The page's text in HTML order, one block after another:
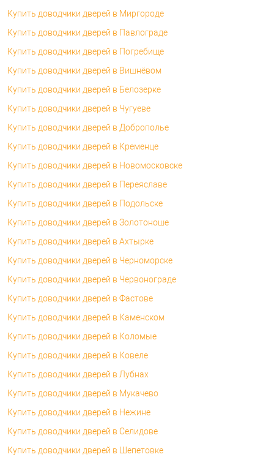
Купить доводчики дверей в Миргороде
Купить доводчики дверей в Павлограде
Купить доводчики дверей в Погребище
Купить доводчики дверей в Вишнёвом
Купить доводчики дверей в Белозерке
Купить доводчики дверей в Чугуеве
Купить доводчики дверей в Доброполье
Купить доводчики дверей в Кременце
Купить доводчики дверей в Новомосковске
Купить доводчики дверей в Переяславе
Купить доводчики дверей в Подольске
Купить доводчики дверей в Золотоноше
Купить доводчики дверей в Ахтырке
Купить доводчики дверей в Черноморске
Купить доводчики дверей в Червонограде
Купить доводчики дверей в Фастове
Купить доводчики дверей в Каменском
Купить доводчики дверей в Коломые
Купить доводчики дверей в Ковеле
Купить доводчики дверей в Лубнах
Купить доводчики дверей в Мукачево
Купить доводчики дверей в Нежине
Купить доводчики дверей в Селидове
Купить доводчики дверей в Шепетовке